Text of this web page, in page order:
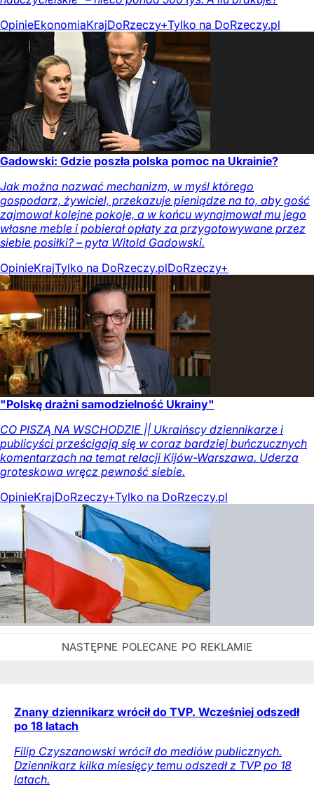
OpinieEkonomiaKrajDoRzeczy+Tylko na DoRzeczy.pl
Gadowski: Gdzie poszła polska pomoc na Ukrainie?
Jak można nazwać mechanizm, w myśl którego
gospodarz, żywiciel, przekazuje pieniądze na to, aby gość
zajmował kolejne pokoje, a w końcu wynajmował mu jego
własne meble i pobierał opłaty za przygotowywane przez
siebie posiłki? – pyta Witold Gadowski.
OpinieKrajTylko na DoRzeczy.plDoRzeczy+
"Polskę drażni samodzielność Ukrainy"
CO PISZĄ NA WSCHODZIE || Ukraińscy dziennikarze i
publicyści prześcigają się w coraz bardziej buńczucznych
komentarzach na temat relacji Kijów-Warszawa. Uderza
groteskowa wręcz pewność siebie.
OpinieKrajDoRzeczy+Tylko na DoRzeczy.pl
Znany dziennikarz wrócił do TVP. Wcześniej odszedł
po 18 latach
Filip Czyszanowski wrócił do mediów publicznych.
Dziennikarz kilka miesięcy temu odszedł z TVP po 18
latach.